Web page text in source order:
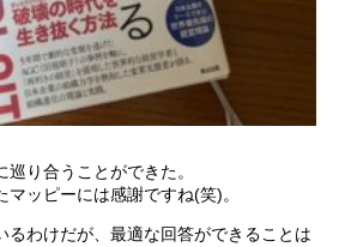
り合うことができた。
ッピーには感謝ですね(笑)。
るわけだが、最適な回答ができることは